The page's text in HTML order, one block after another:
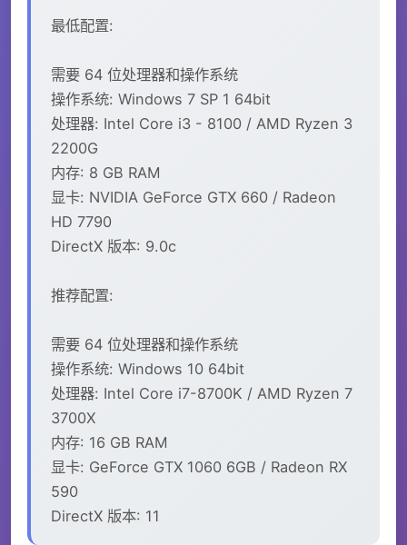
最低配置:
需要 64 位处理器和操作系统
操作系统: Windows 7 SP 1 64bit
处理器: Intel Core i3 - 8100 / AMD Ryzen 3
2200G
内存: 8 GB RAM
显卡: NVIDIA GeForce GTX 660 / Radeon
HD 7790
DirectX 版本: 9.0c
推荐配置:
需要 64 位处理器和操作系统
操作系统: Windows 10 64bit
处理器: Intel Core i7-8700K / AMD Ryzen 7
3700X
内存: 16 GB RAM
显卡: GeForce GTX 1060 6GB / Radeon RX
590
DirectX 版本: 11